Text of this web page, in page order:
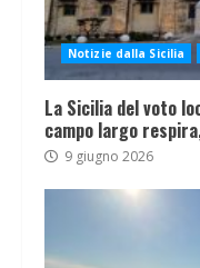
Notizie dalla Sicilia
La Sicilia del voto
campo largo
9 giugno 2026